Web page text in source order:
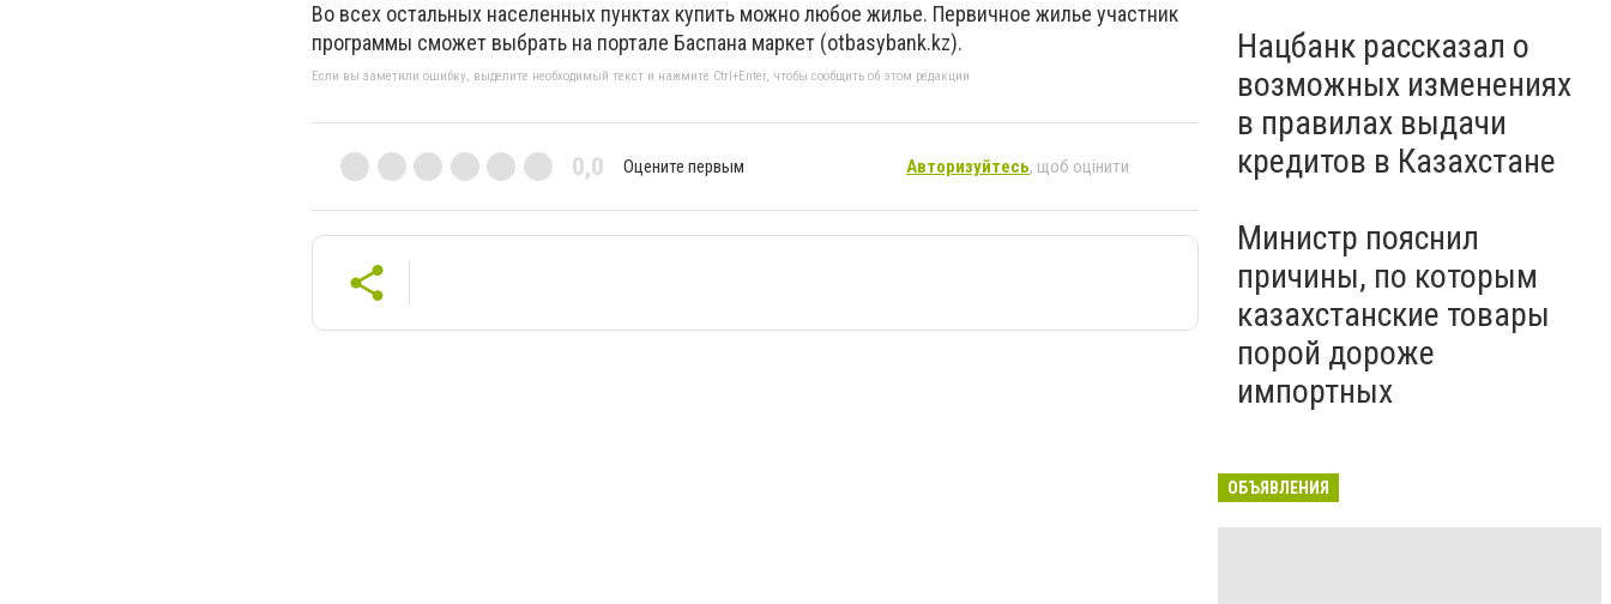
Во всех остальных населенных пунктах купить можно любое жилье. Первичное жилье участник
программы сможет выбрать на портале Баспана маркет (otbasybank.kz).
Если вы заметили ошибку, выделите необходимый текст и нажмите Ctrl+Enter, чтобы сообщить об этом редакции
0,0 Оцените первым Авторизуйтесь, щоб оцінити
Нацбанк рассказал о
возможных изменениях
в правилах выдачи
кредитов в Казахстане
Министр пояснил
причины, по которым
казахстанские товары
порой дороже
импортных
ОБЪЯВЛЕНИЯ